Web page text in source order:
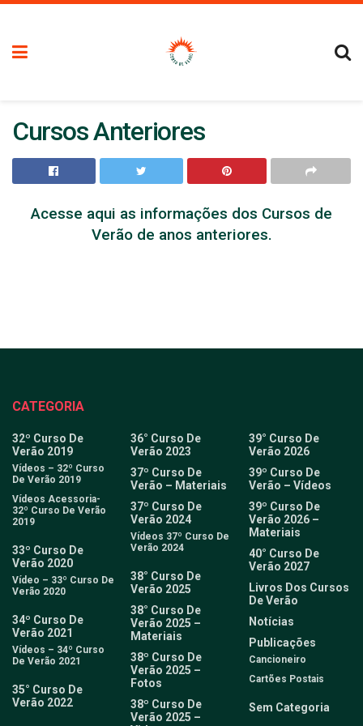
Cursos Anteriores
Acesse aqui as informações dos Cursos de
Verão de anos anteriores.
CATEGORIA
32º Curso De
Verão 2019
Vídeos – 32º Curso
De Verão 2019
Vídeos Acessoria-
32º Curso De Verão
2019
33º Curso De
Verão 2020
Vídeo – 33º Curso De
Verão 2020
34º Curso De
Verão 2021
Vídeos – 34º Curso
De Verão 2021
35° Curso De
Verão 2022
36° Curso De
Verão 2023
37º Curso De
Verão – Materiais
37º Curso De
Verão 2024
Vídeos 37º Curso De
Verão 2024
38° Curso De
Verão 2025
38° Curso De
Verão 2025 –
Materiais
38º Curso De
Verão 2025 –
Fotos
38º Curso De
Verão 2025 –
39° Curso De
Verão 2026
39º Curso De
Verão – Vídeos
39º Curso De
Verão 2026 –
Materiais
40° Curso De
Verão 2027
Livros Dos Cursos
De Verão
Notícias
Publicações
Cancioneiro
Cartões Postais
Sem Categoria